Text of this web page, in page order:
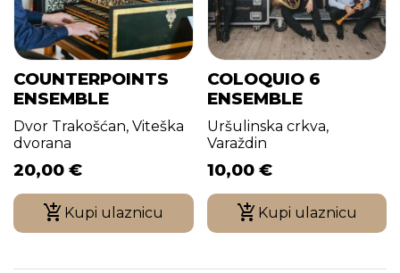
COUNTERPOINTS
ENSEMBLE
Dvor Trakošćan, Viteška
dvorana
20,00 €
Kupi ulaznicu
COLOQUIO 6
ENSEMBLE
Uršulinska crkva,
Varaždin
10,00 €
Kupi ulaznicu